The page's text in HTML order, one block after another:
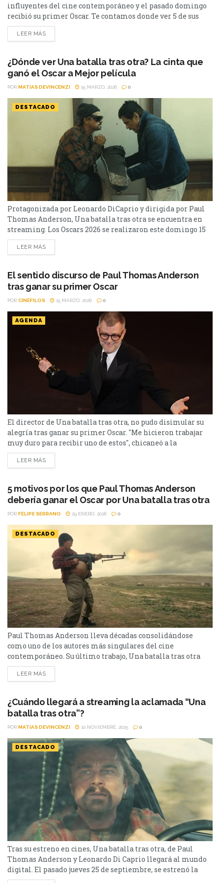
influyentes del cine contemporáneo y el pasado domingo
recibió su primer Oscar. Te contamos donde ver 5 de sus
mejores películas. 1. There Will Be Blood (2007) Disponible
en: Prime Video (alquiler) Probablemente su obra maestra.
soledad, con un Daniel Day-Lewis...
LEER MÁS
¿Dónde ver Una batalla tras otra? La cinta que
ganó el Oscar a Mejor película
POR MATIAS DEVINCENZI 15 MARZO, 2026 0
DESTACADO
Protagonizada por Leonardo DiCaprio y dirigida por Paul
Thomas Anderson, Una batalla tras otra se encuentra en
streaming. Los Oscars 2026 se realizaron este domingo 15
de marzo y tuvo varias películas que pelearon por las
estatuillas más preciadas. Una batalla tras otra le ganó la
nominaciones, récord total para una...
LEER MÁS
El sentido discurso de Paul Thomas Anderson
tras ganar su primer Oscar
POR CINÉFILOS 15 MARZO, 2026 0
AGENDA
El director de Una batalla tras otra, no pudo disimular su
alegría tras ganar su primer Oscar. "Me hicieron trabajar
muy duro para recibir uno de estos", chicaneó a la
Academia mirando a su Premio Oscar. Luego
continuo:Comparto esto con un amigo mío, del otro lado de
tomandoun...
LEER MÁS
5 motivos por los que Paul Thomas Anderson
debería ganar el Oscar por Una batalla tras otra
POR FELIPE SERRANO 29 ENERO, 2026 0
DESTACADO
Paul Thomas Anderson lleva décadas consolidándose
como uno de los autores más singulares del cine
contemporáneo. Su último trabajo, Una batalla tras otra
(One Battle After Another, 2025), lo vuelve a colocar en el
centro de la conversación cinematográfica de la
Oscar. 1. Una carrera que ya es una...
LEER MÁS
¿Cuándo llegará a streaming la aclamada “Una
batalla tras otra”?
POR MATIAS DEVINCENZI 10 NOVIEMBRE, 2025 0
DESTACADO
Tras su estreno en cines, Una batalla tras otra, de Paul
Thomas Anderson y Leonardo Di Caprio llegará al mundo
digital. El pasado jueves 25 de septiembre, se estrenó la
décima cinta de Paul Thomas Anderson, Una Batalla Tras